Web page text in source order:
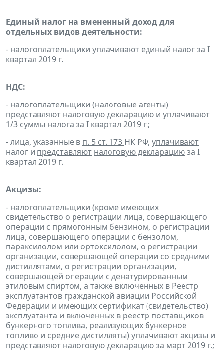
Единый налог на вмененный доход для
отдельных видов деятельности:
- налогоплательщики уплачивают единый налог за I
квартал 2019 г.
НДС:
- налогоплательщики (налоговые агенты)
представляют налоговую декларацию и уплачивают
1/3 суммы налога за I квартал 2019 г.;
- лица, указанные в п. 5 ст. 173 НК РФ, уплачивают
налог и представляют налоговую декларациюза I
квартал 2019 г.
Акцизы:
- налогоплательщики (кроме имеющих
свидетельство о регистрации лица, совершающего
операции с прямогонным бензином, о регистрации
лица, совершающего операции с бензолом,
параксилолом или ортоксилолом, о регистрации
организации, совершающей операции со средними
дистиллятами, о регистрации организации,
совершающей операции с денатурированным
этиловым спиртом, а также включенных в Реестр
эксплуатантов гражданской авиации Российской
Федерации и имеющих сертификат (свидетельство)
эксплуатанта и включенных в реестр поставщиков
бункерного топлива, реализующих бункерное
топливо и средние дистилляты) уплачиваютакцизы и
представляют налоговуюдекларациюза март 2019 г.;